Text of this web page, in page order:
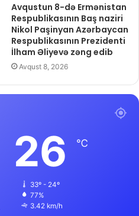
Avqustun 8-də Ermənistan
Respublikasının Baş naziri
Nikol Paşinyan Azərbaycan
Respublikasının Prezidenti
İlham Əliyevə zəng edib
Avqust 8, 2026
26 ℃
33º - 24º
77%
3.42 km/h